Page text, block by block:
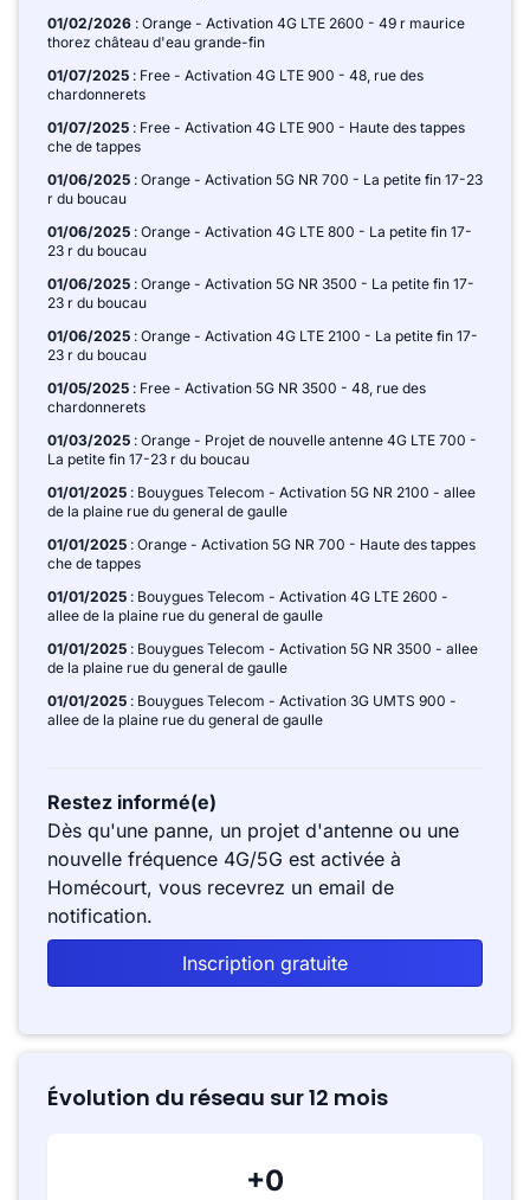
01/02/2026 : Orange - Activation 4G LTE 2600 - 49 r maurice
thorez château d'eau grande-fin
01/07/2025 : Free - Activation 4G LTE 900 - 48, rue des
chardonnerets
01/07/2025 : Free - Activation 4G LTE 900 - Haute des tappes
che de tappes
01/06/2025 : Orange - Activation 5G NR 700 - La petite fin 17-23
r du boucau
01/06/2025 : Orange - Activation 4G LTE 800 - La petite fin 17-
23 r du boucau
01/06/2025 : Orange - Activation 5G NR 3500 - La petite fin 17-
23 r du boucau
01/06/2025 : Orange - Activation 4G LTE 2100 - La petite fin 17-
23 r du boucau
01/05/2025 : Free - Activation 5G NR 3500 - 48, rue des
chardonnerets
01/03/2025 : Orange - Projet de nouvelle antenne 4G LTE 700 -
La petite fin 17-23 r du boucau
01/01/2025 : Bouygues Telecom - Activation 5G NR 2100 - allee
de la plaine rue du general de gaulle
01/01/2025 : Orange - Activation 5G NR 700 - Haute des tappes
che de tappes
01/01/2025 : Bouygues Telecom - Activation 4G LTE 2600 -
allee de la plaine rue du general de gaulle
01/01/2025 : Bouygues Telecom - Activation 5G NR 3500 - allee
de la plaine rue du general de gaulle
01/01/2025 : Bouygues Telecom - Activation 3G UMTS 900 -
allee de la plaine rue du general de gaulle
Restez informé(e)
Dès qu'une panne, un projet d'antenne ou une
nouvelle fréquence 4G/5G est activée à
Homécourt, vous recevrez un email de
notification.
Inscription gratuite
Évolution du réseau sur 12 mois
+0